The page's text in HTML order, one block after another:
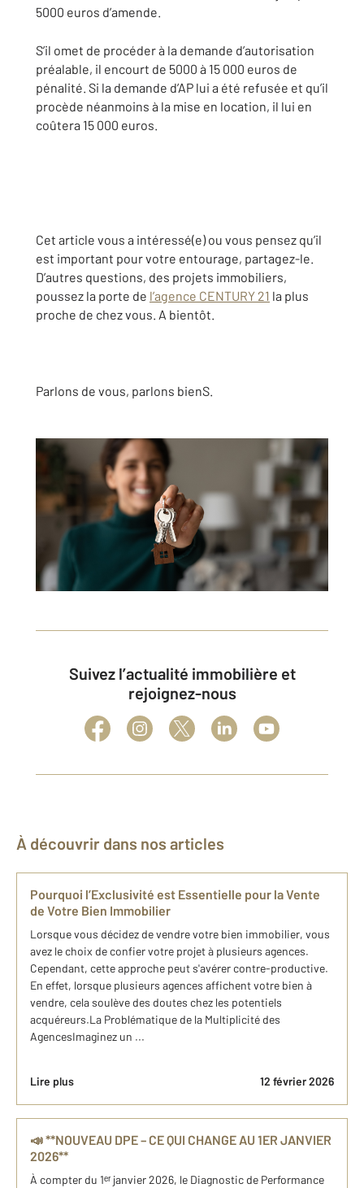
5000 euros d’amende.
S’il omet de procéder à la demande d’autorisation
préalable, il encourt de 5000 à 15 000 euros de
pénalité. Si la demande d’AP lui a été refusée et qu’il
procède néanmoins à la mise en location, il lui en
coûtera 15 000 euros.
Cet article vous a intéressé(e) ou vous pensez qu’il
est important pour votre entourage, partagez-le.
D’autres questions, des projets immobiliers,
poussez la porte de l’agence CENTURY 21 la plus
proche de chez vous. A bientôt.
Parlons de vous, parlons bienS.
Suivez l’actualité immobilière et
rejoignez-nous
À découvrir dans nos articles
Pourquoi l’Exclusivité est Essentielle pour la Vente
de Votre Bien Immobilier
Lorsque vous décidez de vendre votre bien immobilier, vous
avez le choix de confier votre projet à plusieurs agences.
Cependant, cette approche peut s'avérer contre-productive.
En effet, lorsque plusieurs agences affichent votre bien à
vendre, cela soulève des doutes chez les potentiels
acquéreurs.La Problématique de la Multiplicité des
AgencesImaginez un ...
Lire plus 12 février 2026
📣 **NOUVEAU DPE – CE QUI CHANGE AU 1ER JANVIER
2026**
À compter du 1ᵉʳ janvier 2026, le Diagnostic de Performance